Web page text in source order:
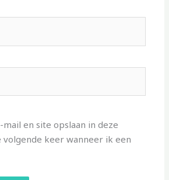
mail en site opslaan in deze
keer wanneer ik een